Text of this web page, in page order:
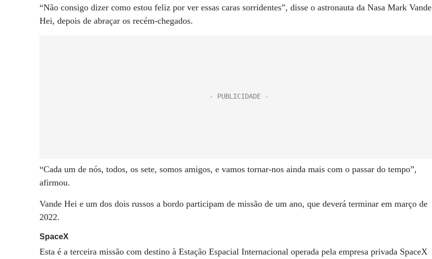
“Não consigo dizer como estou feliz por ver essas caras sorridentes”, disse o astronauta da Nasa Mark Vande
Hei, depois de abraçar os recém-chegados.
“Cada um de nós, todos, os sete, somos amigos, e vamos tornar-nos ainda mais com o passar do tempo”,
afirmou.
Vande Hei e um dos dois russos a bordo participam de missão de um ano, que deverá terminar em março de
2022.
SpaceX
Esta é a terceira missão com destino à Estação Espacial Internacional operada pela empresa privada SpaceX